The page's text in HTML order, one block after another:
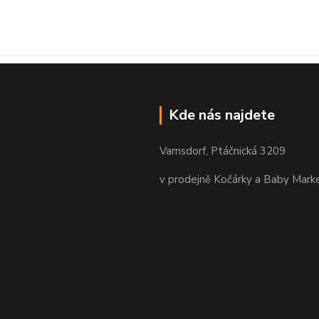
Kde nás najdete
Varnsdorf, Ptáčnická 3209
v prodejně Kočárky a Baby